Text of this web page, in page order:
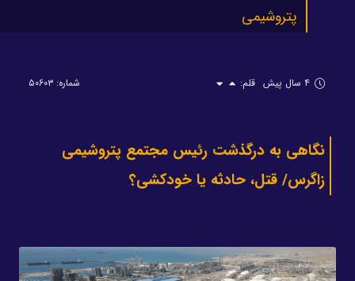
پتروشیمی
۴ سال پیش قلم: شماره: ۵۰۶۰۳
نگاهی به درگذشت رئیس مجتمع پتروشیمی
زاگرس/ قتل، حادثه یا خودکشی؟